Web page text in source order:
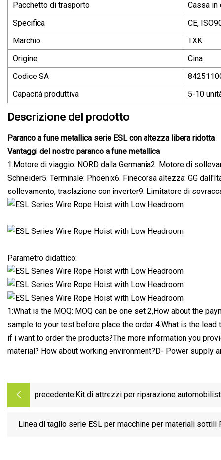
Pacchetto di trasporto
Cassa in
Specifica
CE,
Marchio
TXK
Origine
Cina
Codice SA
Capacità produttiva
5-10
Descrizione del prodotto
Paranco a fune metallica serie ESL con altezza libera ridotta
Vantaggi del nostro paranco a fune metallica
1.Motore di viaggio: NORD dalla Germania2. Motore di
Schneider5. Terminale: Phoenix6. Finecorsa altezza: GG
sollevamento, traslazione con inverter9. Limitatore di
Parametro didattico:
1:What is the MOQ: MOQ can be one set 2,How about the
sample to your test before place the order 4.What is the
if i want to order the products?The more information you
material? How about working environment?D- Power supply
precedente: Kit di attrezzi per riparazione
Linea di taglio serie ESL per macchine per materiali